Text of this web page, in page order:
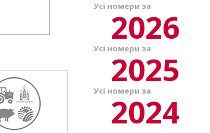
Усі номери за
2026
Усі номери за
2025
Усі номери за
2024